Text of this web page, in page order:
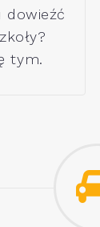
dowieźć
tym.